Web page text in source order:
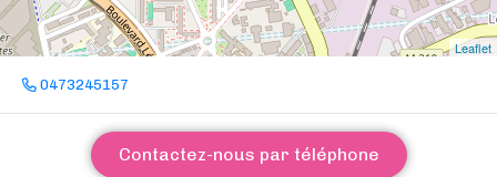
Leaflet
0473245157
Contactez-nous par téléphone